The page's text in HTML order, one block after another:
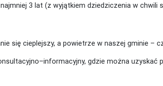
3 lat (z wyjątkiem dziedziczenia w chwili
się cieplejszy, a powietrze w naszej gminie –
gdzie można uzyskać